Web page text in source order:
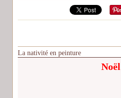
La nativité en peinture